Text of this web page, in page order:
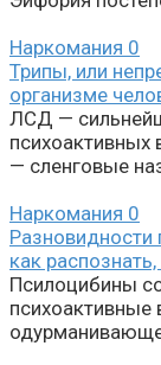
Наркомания 0
Трипы, или
организме
ЛСД —
психоактивных
— сленговые
Наркомания 0
Разновидности
как
Псилоцибины